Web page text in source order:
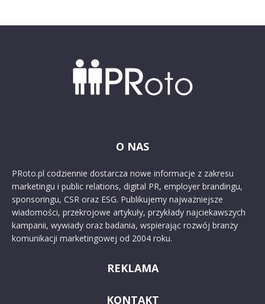
O NAS
PRoto.pl codziennie dostarcza nowe informacje z zakresu
marketingu i public relations, digital PR, employer brandingu,
sponsoringu, CSR oraz ESG. Publikujemy najważniejsze
wiadomości, przekrojowe artykuły, przykłady najciekawszych
kampanii, wywiady oraz badania, wspierając rozwój branży
komunikacji marketingowej od 2004 roku.
REKLAMA
KONTAKT